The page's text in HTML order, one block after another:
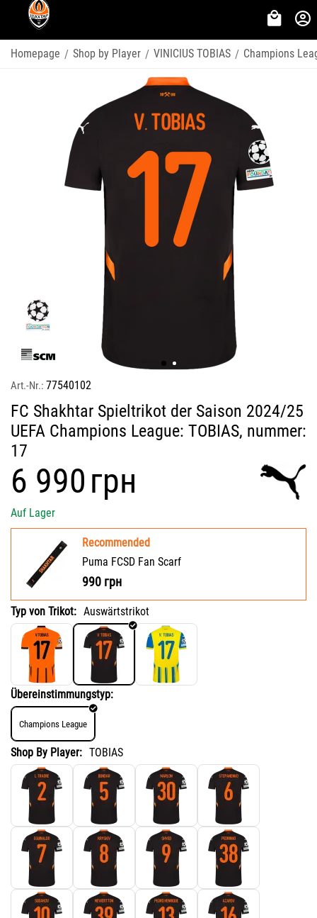
Homepage / Shop by Player / VINICIUS TOBIAS / Champions
Art.-Nr.: 77540102
FC Shakhtar Spieltrikot der Saison 2024/25
UEFA Champions League: TOBIAS, nummer:
17
‍6 990‍грн
Auf Lager
Recommended
Puma FCSD Fan Scarf
990 грн
Typ von Trikot: Auswärtstrikot
Übereinstimmungstyp:
Champions League
Shop By Player: TOBIAS